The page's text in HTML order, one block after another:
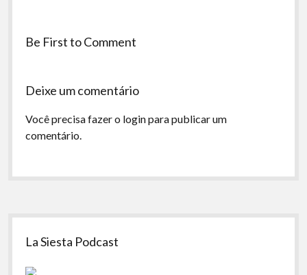
Be First to Comment
Deixe um comentário
Você precisa fazer o loginpara publicar um
comentário.
Sidebar
La Siesta Podcast